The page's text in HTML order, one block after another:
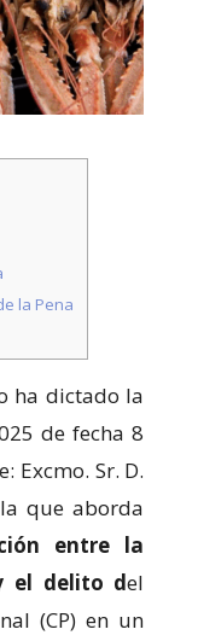
la Pena
ha dictado la
de fecha 8
Excmo. Sr. D.
que aborda
entre la
el delito del
(CP) en un